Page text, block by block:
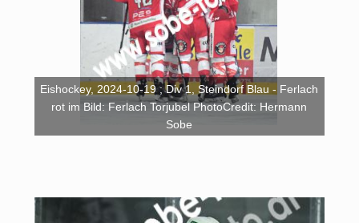
Eishockey, 2024-10-19 ; Div 1, Steindorf Blau - Ferlach
rot im Bild: Ferlach Torjubel PhotoCredit: Hermann
Sobe